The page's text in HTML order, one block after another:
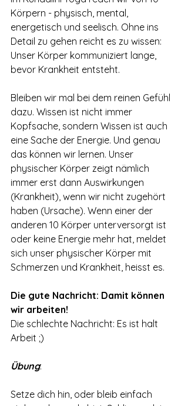
Körpern - physisch, mental,
energetisch und seelisch. Ohne ins
Detail zu gehen reicht es zu wissen:
Unser Körper kommuniziert lange,
bevor Krankheit entsteht.
Bleiben wir mal bei dem reinen Gefühl
dazu. Wissen ist nicht immer
Kopfsache, sondern Wissen ist auch
eine Sache der Energie. Und genau
das können wir lernen. Unser
physischer Körper zeigt nämlich
immer erst dann Auswirkungen
(Krankheit), wenn wir nicht zugehört
haben (Ursache). Wenn einer der
anderen 10 Körper unterversorgt ist
oder keine Energie mehr hat, meldet
sich unser physischer Körper mit
Schmerzen und Krankheit, heisst es.
Die gute Nachricht: Damit können
wir arbeiten!
Die schlechte Nachricht: Es ist halt
Arbeit ;)
Übung:
Setze dich hin, oder bleib einfach